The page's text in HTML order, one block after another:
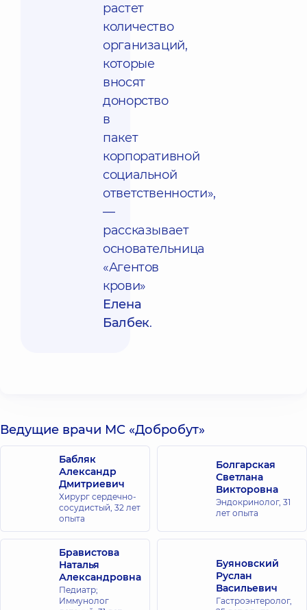
растет
количество
организаций,
которые
вносят
донорство
в
пакет
корпоративной
социальной
ответственности»,
—
рассказывает
основательница
«Агентов
крови»
Елена
Балбек.
Ведущие врачи МС «Добробут»
Бабляк
Александр
Дмитриевич
Хирург сердечно-
сосудистый, 32 лет
опыта
Болгарская
Светлана
Викторовна
Эндокринолог, 31
лет опыта
Бравистова
Наталья
Александровна
Педиатр;
Иммунолог
Буяновский
Руслан
Васильевич
Гастроэнтеролог,